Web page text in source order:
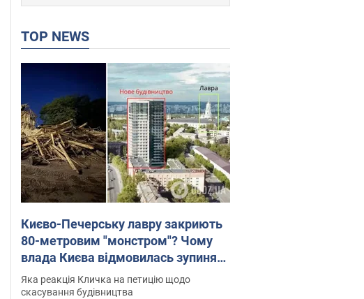
TOP NEWS
Києво-Печерську лавру закриють
80-метровим "монстром"? Чому
влада Києва відмовилась зупиняти
будівництво хмарочоса
"московського вірянина"
Яка реакція Кличка на петицію щодо
скасування будівництва